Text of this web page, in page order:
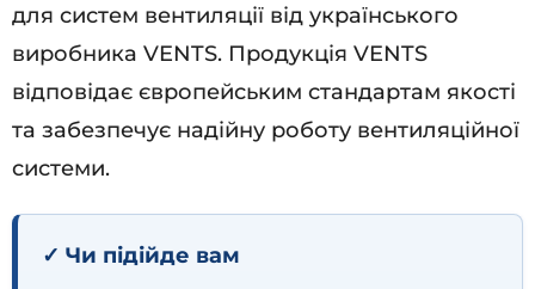
для систем вентиляції від українського
виробника VENTS. Продукція VENTS
відповідає європейським стандартам якості
та забезпечує надійну роботу вентиляційної
системи.
✓ Чи підійде вам